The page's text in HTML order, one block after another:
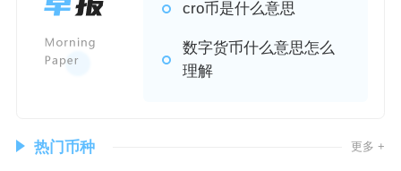
cro币是什么意思
数字货币什么意思怎么
理解
热门币种 更多 +